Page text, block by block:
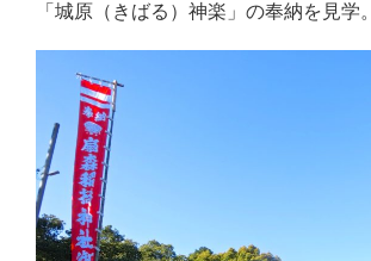
「城原（きばる）神楽」の奉納を見学。